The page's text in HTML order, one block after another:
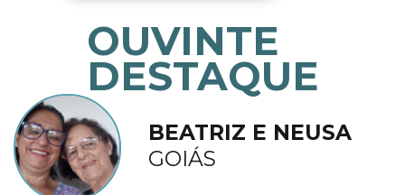
OUVINTE
DESTAQUE
BEATRIZ E NEUSA
GOIÁS